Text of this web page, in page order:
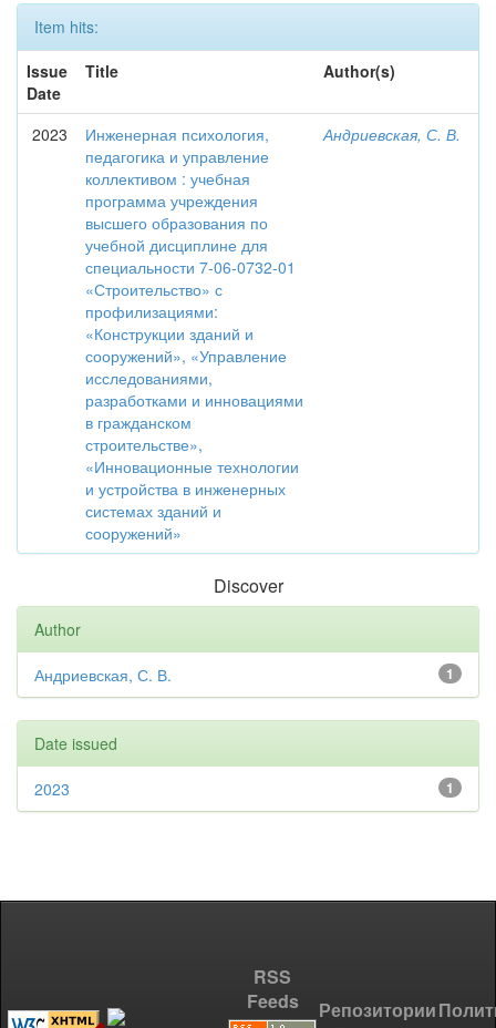
Item hits:
Issue
Date
Title Author(s)
2023
Инженерная психология,
педагогика и управление
коллективом : учебная
программа учреждения
высшего образования по
учебной дисциплине для
специальности 7-06-0732-01
«Строительство» с
профилизациями:
«Конструкции зданий и
сооружений», «Управление
исследованиями,
разработками и инновациями
в гражданском
строительстве»,
«Инновационные технологии
и устройства в инженерных
системах зданий и
сооружений»
Андриевская, С. В.
Discover
Author
1
Андриевская, С. В.
Date issued
1
2023
RSS
Feeds
Репозитории